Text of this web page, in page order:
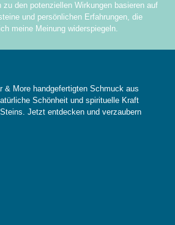
zu den potenziellen Wirkungen basieren auf
und persönlichen Erfahrungen, die
meine Meinung widerspiegeln.
& More handgefertigten Schmuck aus
Schönheit und spirituelle Kraft
Jetzt entdecken und verzaubern